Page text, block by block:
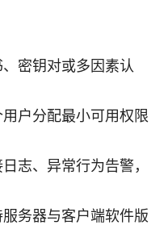
密钥对或多因素认
户分配最小可用权限
志、异常行为告警，
务器与客户端软件版